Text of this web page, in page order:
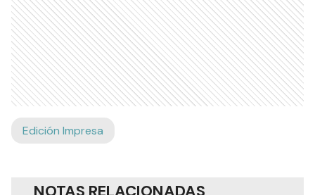
Edición Impresa